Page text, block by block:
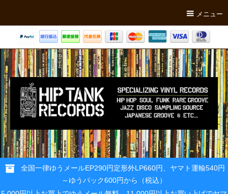
メニュー
全国一律ゆうメールEP290円定形外LP660円、ヤマト運輸540円
～ゆうパック600円から（税込）